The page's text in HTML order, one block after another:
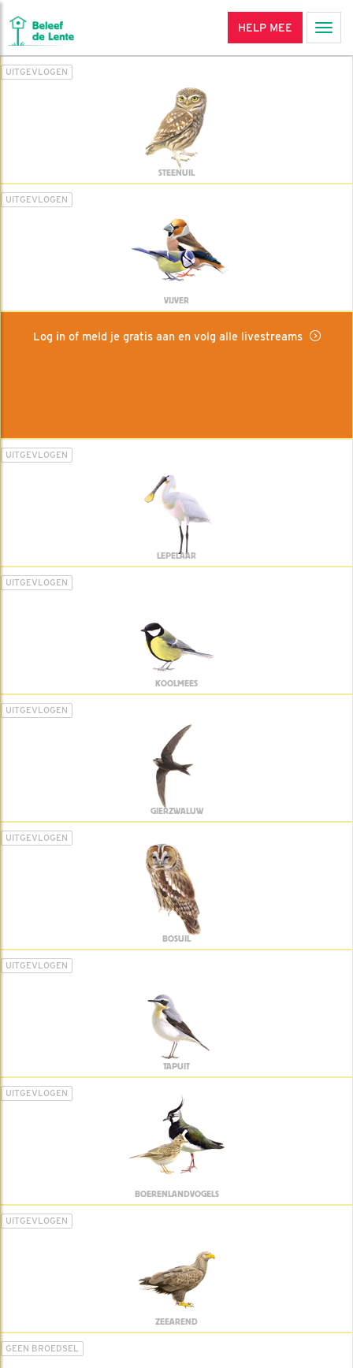
HELP MEE
UITGEVLOGEN
STEENUIL
UITGEVLOGEN
VIJVER
Log in of meld je gratis aan en volg alle livestreams
UITGEVLOGEN
LEPELAAR
UITGEVLOGEN
KOOLMEES
UITGEVLOGEN
GIERZWALUW
UITGEVLOGEN
BOSUIL
UITGEVLOGEN
TAPUIT
UITGEVLOGEN
BOERENLANDVOGELS
UITGEVLOGEN
ZEEAREND
GEEN BROEDSEL